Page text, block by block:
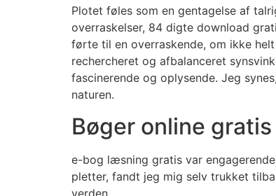
Plotet føles som en gentagelse af
overraskelser, 84 digte download
førte til en overraskende, om ikke
rechercheret og afbalanceret
fascinerende og oplysende. Jeg
naturen.
Bøger online
e-bog læsning gratis var
pletter, fandt jeg mig selv trukket
verden.